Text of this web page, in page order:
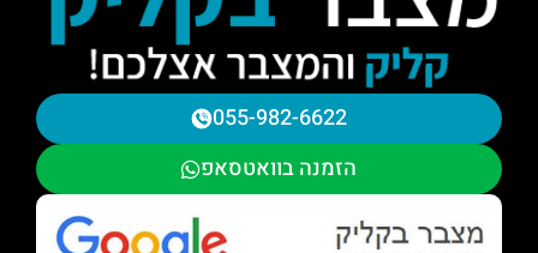
055-982-6622
הזמנה בוואטסאפ